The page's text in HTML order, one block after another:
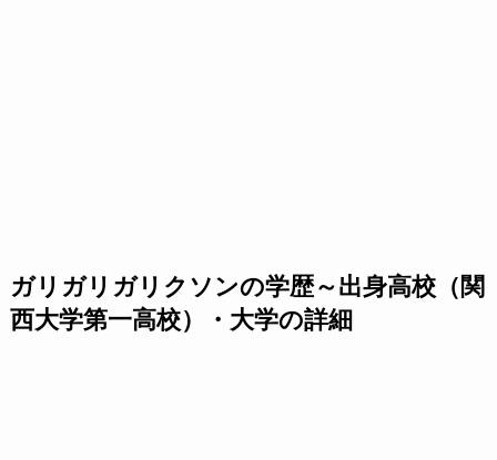
ガリガリガリクソンの学歴～出身高校（関
西大学第一高校）・大学の詳細